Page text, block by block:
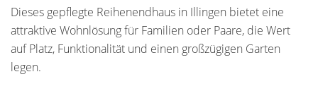
Dieses gepflegte Reihenendhaus in Illingen bietet eine
attraktive Wohnlösung für Familien oder Paare, die Wert
auf Platz, Funktionalität und einen großzügigen Garten
legen.